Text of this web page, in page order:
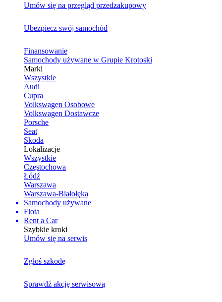
Umów się na przegląd przedzakupowy
Ubezpiecz swój samochód
Finansowanie
Samochody używane w Grupie Krotoski
Marki
Wszystkie
Audi
Cupra
Volkswagen Osobowe
Volkswagen Dostawcze
Porsche
Seat
Skoda
Lokalizacje
Wszystkie
Częstochowa
Łódź
Warszawa
Warszawa-Białołęka
Samochody używane
Flota
Rent a Car
Szybkie kroki
Umów się na serwis
Zgłoś szkodę
Sprawdź akcję serwisową